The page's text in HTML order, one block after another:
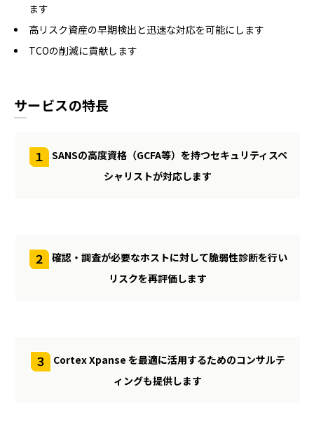
ます
高リスク資産の早期検出と迅速な対応を可能にします
TCOの削減に貢献します
サービスの特長
SANSの高度資格（GCFA等）を持つセキュリティスペ
シャリストが対応します
確認・調査が必要なホストに対して脆弱性診断を行い
リスクを再評価します
Cortex Xpanse を最適に活用するためのコンサルテ
ィングも提供します